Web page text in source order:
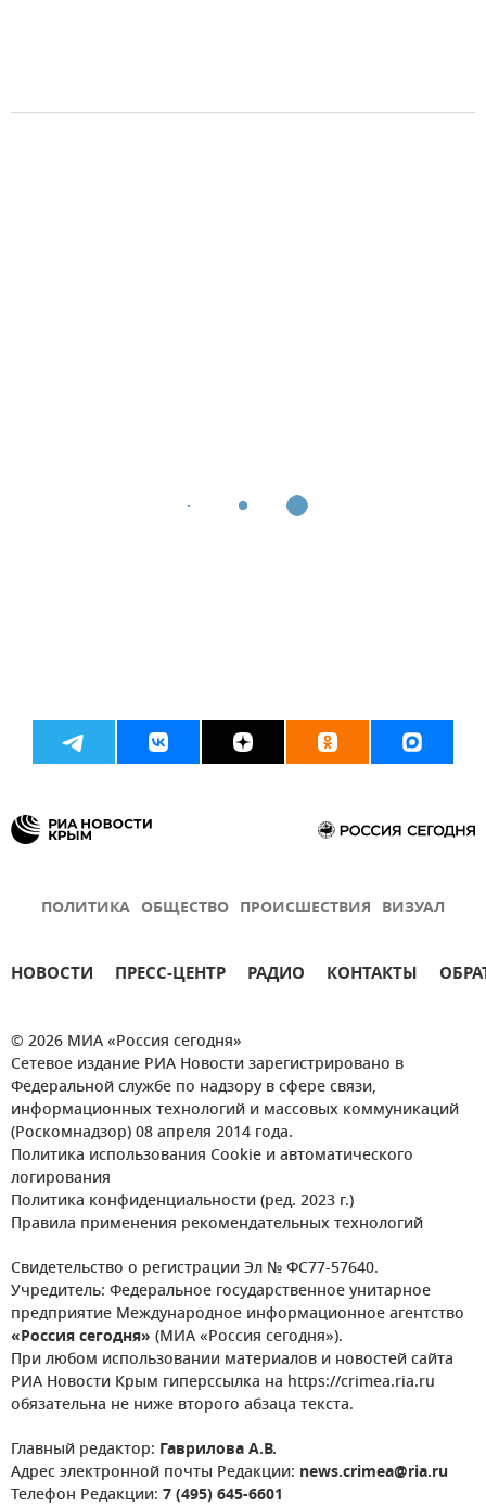
ПОЛИТИКА ОБЩЕСТВО ПРОИСШЕСТВИЯ ВИЗУАЛ
НОВОСТИ ПРЕСС-ЦЕНТР РАДИО КОНТАКТЫ
© 2026 МИА «Россия сегодня»
Сетевое издание РИА Новости зарегистрировано в
Федеральной службе по надзору в сфере связи,
информационных технологий и массовых коммуникаций
(Роскомнадзор) 08 апреля 2014 года.
Политика использования Cookie и автоматического
логирования
Политика конфиденциальности (ред. 2023 г.)
Правила применения рекомендательных технологий
Свидетельство о регистрации Эл № ФС77-57640.
Учредитель: Федеральное государственное унитарное
предприятие Международное информационное агентство
«Россия сегодня» (МИА «Россия сегодня»).
При любом использовании материалов и новостей сайта
РИА Новости Крым гиперссылка на https://crimea.ria.ru
обязательна не ниже второго абзаца текста.
Главный редактор: Гаврилова А.В.
Адрес электронной почты Редакции: news.crimea@ria.ru
Телефон Редакции: 7 (495) 645-6601